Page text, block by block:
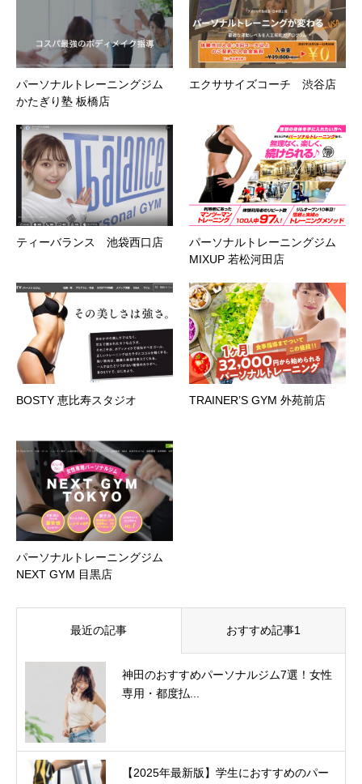
パーソナルトレーニングジム
かたぎり塾 板橋店
エクササイズコーチ 渋谷店
ティーバランス 池袋西口店
パーソナルトレーニングジム
MIXUP 若松河田店
BOSTY 恵比寿スタジオ TRAINER’S GYM 外苑前店
パーソナルトレーニングジム
NEXT GYM 目黒店
最近の記事 おすすめ記事1
神田のおすすめパーソナルジム7選！女性
専用・都度払...
【2025年最新版】学生におすすめのパー